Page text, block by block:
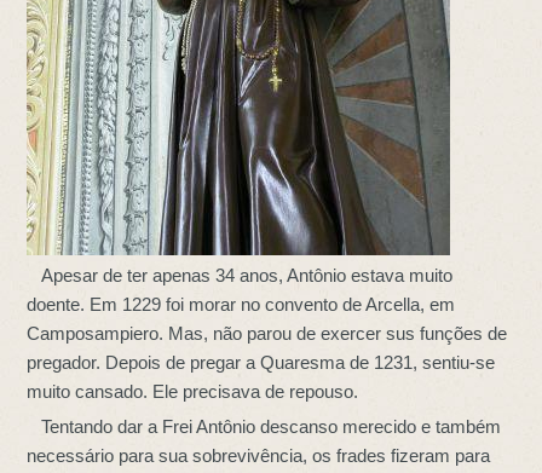
Apesar de ter apenas 34 anos, Antônio estava muito
doente. Em 1229 foi morar no convento de Arcella, em
Camposampiero. Mas, não parou de exercer sus funções de
pregador. Depois de pregar a Quaresma de 1231, sentiu-se
muito cansado. Ele precisava de repouso.
Tentando dar a Frei Antônio descanso merecido e também
necessário para sua sobrevivência, os frades fizeram para